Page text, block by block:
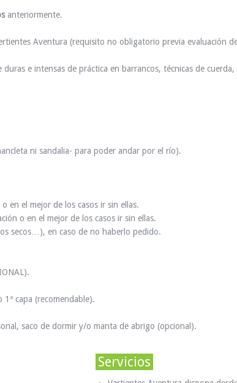
anteriormente.
Aventura (requisito no obligatorio previa evaluación
e intensas de práctica en barrancos, técnicas de cuerda,
ni sandalia- para poder andar por el río).
en el mejor de los casos ir sin ellas.
o en el mejor de los casos ir sin ellas.
secos…), en caso de no haberlo pedido.
capa (recomendable).
saco de dormir y/o manta de abrigo (opcional).
Servicios